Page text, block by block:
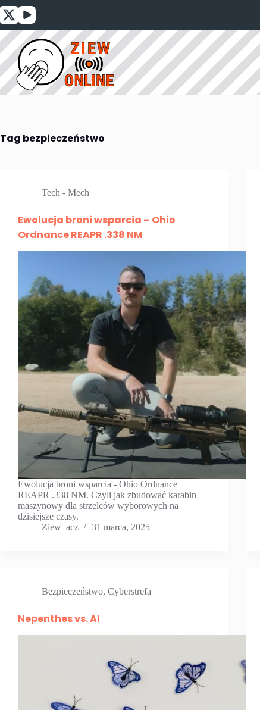
Przejdź
do
treści
Tag bezpieczeństwo
Tech - Mech
Ewolucja broni wsparcia – Ohio
Ordnance REAPR .338 NM
Ewolucja broni wsparcia - Ohio Ordnance
REAPR .338 NM. Czyli jak zbudować karabin
maszynowy dla strzelców wyborowych na
dzisiejsze czasy.
Ziew_acz
31 marca, 2025
Bezpieczeństwo, Cyberstrefa
Nepenthes vs. AI